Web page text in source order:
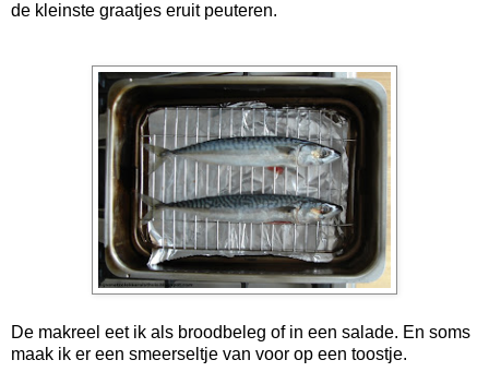
de kleinste graatjes eruit peuteren.
De makreel eet ik als broodbeleg of in een salade. En soms
maak ik er een smeerseltje van voor op een toostje.